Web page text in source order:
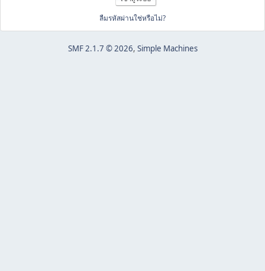
ลืมรหัสผ่านใช่หรือไม่?
SMF 2.1.7 © 2026, Simple Machines